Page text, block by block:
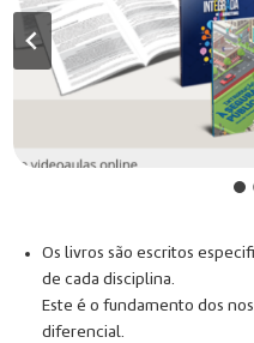
Os livros são escritos
de cada disciplina.
Este é o fundamento dos
diferencial.